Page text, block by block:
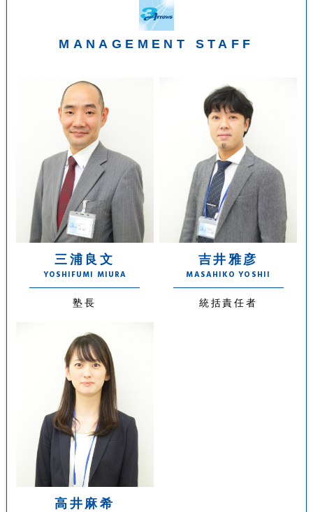
MANAGEMENT STAFF
三浦良文
YOSHIFUMI MIURA
塾長
吉井雅彦
MASAHIKO YOSHII
統括責任者
高井麻希